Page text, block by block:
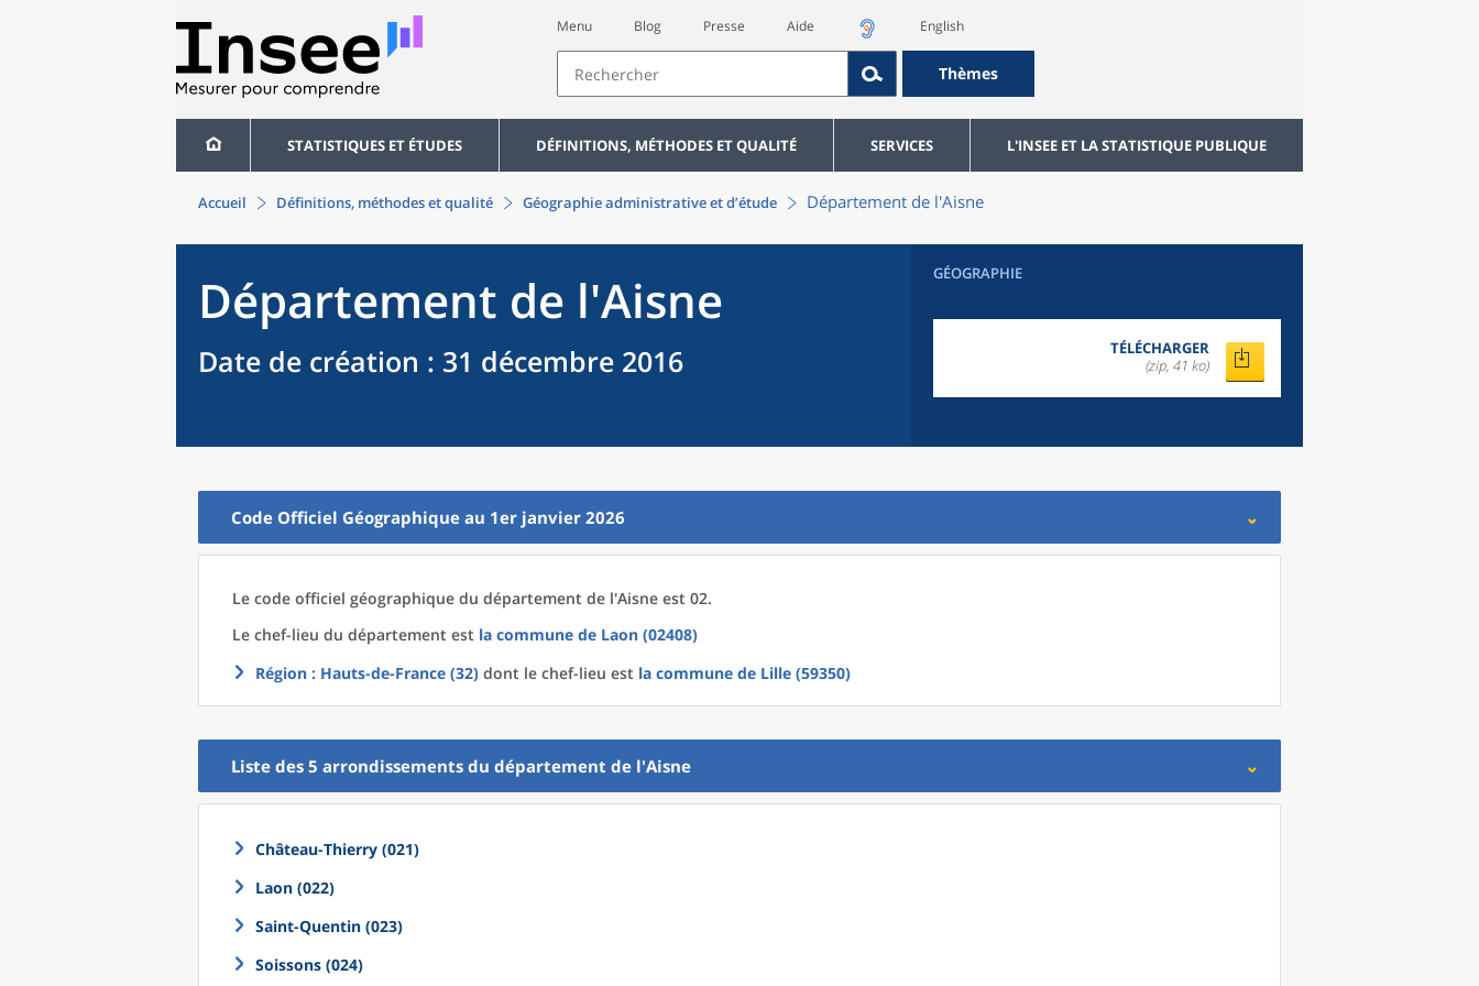
Menu Blog Presse Aide English
Thèmes
STATISTIQUES ET ÉTUDES DÉFINITIONS, MÉTHODES ET QUALITÉ SERVICES L'INSEE ET LA STATISTIQUE PUBLIQUE
Accueil Définitions, méthodes et qualité Géographie administrative et d’étude Département de l'Aisne
Département de l'Aisne
Date de création : 31 décembre 2016
GÉOGRAPHIE
TÉLÉCHARGER
(zip, 41 ko)
Code Officiel Géographique au 1er janvier 2026
Le code officiel géographique du département de l'Aisne est 02.
Le chef-lieu du département est la commune de Laon (02408)
Région : Hauts-de-France (32) dont le chef-lieu est la commune de Lille (59350)
Liste des 5 arrondissements du département de l'Aisne
Château-Thierry (021)
Laon (022)
Saint-Quentin (023)
Soissons (024)